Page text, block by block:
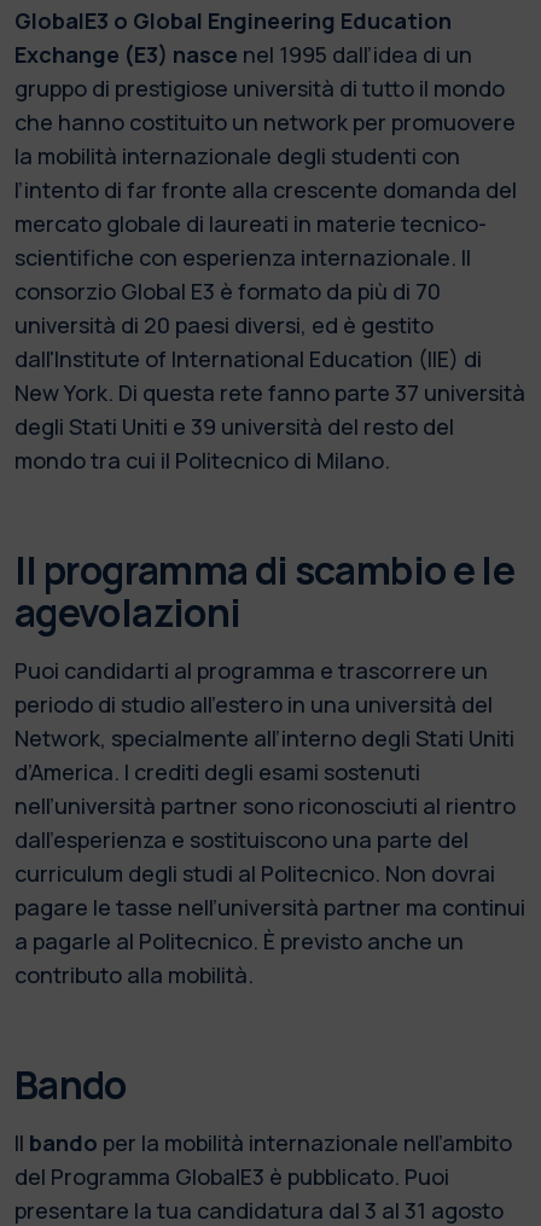
GlobalE3 o Global Engineering Education
Exchange (E3) nasce nel 1995 dall’idea di un
gruppo di prestigiose università di tutto il mondo
che hanno costituito un network per promuovere
la mobilità internazionale degli studenti con
l’intento di far fronte alla crescente domanda del
mercato globale di laureati in materie tecnico-
scientifiche con esperienza internazionale. Il
consorzio Global E3 è formato da più di 70
università di 20 paesi diversi, ed è gestito
dall'Institute of International Education (IIE) di
New York. Di questa rete fanno parte 37 università
degli Stati Uniti e 39 università del resto del
mondo tra cui il Politecnico di Milano.
Il programma di scambio e le
agevolazioni
Puoi candidarti al programma e trascorrere un
periodo di studio all’estero in una università del
Network, specialmente all’interno degli Stati Uniti
d’America. I crediti degli esami sostenuti
nell’università partner sono riconosciuti al rientro
dall’esperienza e sostituiscono una parte del
curriculum degli studi al Politecnico. Non dovrai
pagare le tasse nell’università partner ma continui
a pagarle al Politecnico. È previsto anche un
contributo alla mobilità.
Bando
Il bando per la mobilità internazionale nell’ambito
del Programma GlobalE3 è pubblicato. Puoi
presentare la tua candidatura dal 3 al 31 agosto